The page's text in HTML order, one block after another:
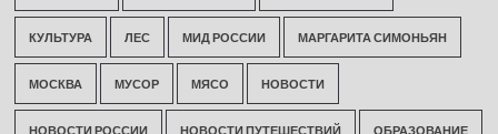
КУЛЬТУРА ЛЕС МИД РОССИИ МАРГАРИТА СИМОНЬЯН
МОСКВА МУСОР МЯСО НОВОСТИ
НОВОСТИ РОССИИ НОВОСТИ ПУТЕШЕСТВИЙ ОБРАЗОВАНИЕ